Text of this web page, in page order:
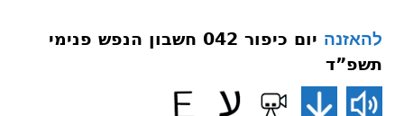
להאזנה
יום כיפור 042 חשבון הנפש פנימי
תשפ”ד